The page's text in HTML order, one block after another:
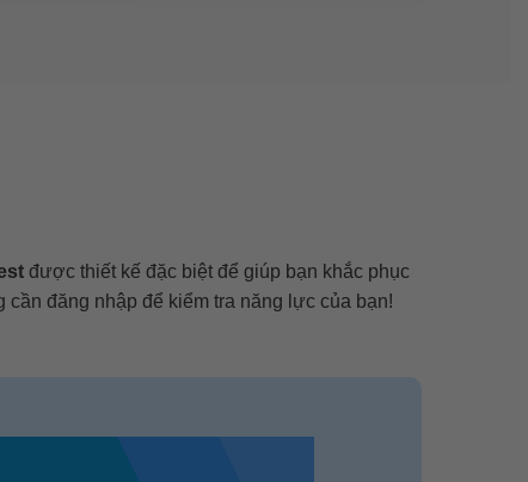
được thiết kế đặc biệt để giúp bạn khắc phục
đăng nhập để kiểm tra năng lực của bạn!